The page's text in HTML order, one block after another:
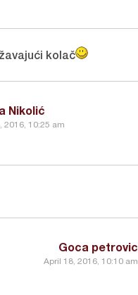
Nikolić
2016, 10:25 am
kolač
Goca petrovic
April 18, 2016, 10:10 am